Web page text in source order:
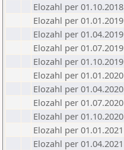
Elozahl per 01.10.2018
Elozahl per 01.01.2019
Elozahl per 01.04.2019
Elozahl per 01.07.2019
Elozahl per 01.10.2019
Elozahl per 01.01.2020
Elozahl per 01.04.2020
Elozahl per 01.07.2020
Elozahl per 01.10.2020
Elozahl per 01.01.2021
Elozahl per 01.04.2021